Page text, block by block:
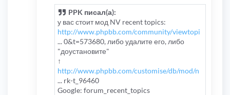
        FILE
: [ROOT]/includes/functions_module
        LINE
: 507
: acp_forums ->
        FILE
: [ROOT]/adm/index.php
        LINE
:
74
        CALL
: p_master load_active
PPK писал(а):
у вас стоит мод NV recent topics:
http://www.phpbb.com/community/viewtopi
... 0&t=573680, либо удалите его, либо
"доустановите"
↑
http://www.phpbb.com/customise/db/mod/n
... rk-t_96460
Google: forum_recent_topics